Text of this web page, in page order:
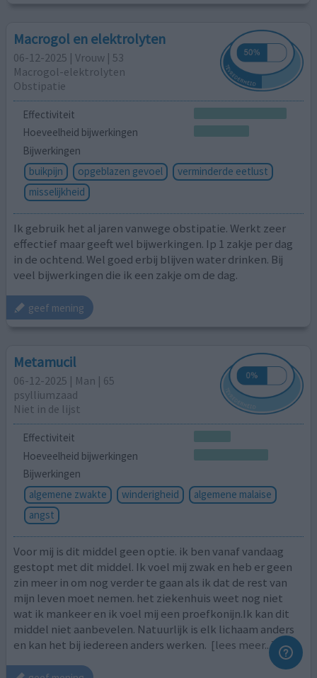
Macrogol en elektrolyten
06-12-2025 | Vrouw | 53
Macrogol-elektrolyten
Obstipatie
Effectiviteit
Hoeveelheid bijwerkingen
Bijwerkingen
buikpijn
opgeblazen gevoel
verminderde eetlust
misselijkheid
Ik gebruik het al jaren vanwege obstipatie. Werkt zeer
effectief maar geeft wel bijwerkingen. Ip 1 zakje per dag
in de ochtend. Wel goed erbij blijven water drinken. Bij
veel bijwerkingen die ik een zakje om de dag.
geef mening
Metamucil
06-12-2025 | Man | 65
psylliumzaad
Niet in de lijst
Effectiviteit
Hoeveelheid bijwerkingen
Bijwerkingen
algemene zwakte
winderigheid
algemene malaise
angst
Voor mij is dit middel geen optie. ik ben vanaf vandaag
gestopt met dit middel. Ik voel mij zwak en heb er geen
zin meer in om nog verder te gaan als ik dat de rest van
mijn leven moet nemen. het ziekenhuis weet nog niet
wat ik mankeer en ik voel mij een proefkonijn.Ik kan dit
middel niet aanbevelen. Natuurlijk is elk lichaam anders
en kan het bij iedereen anders werken. [lees meer...]